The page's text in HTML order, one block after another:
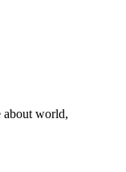
about world,